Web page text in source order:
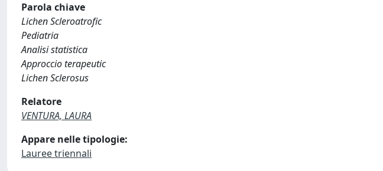
Parola chiave
Lichen Scleroatrofic
Pediatria
Analisi statistica
Approccio terapeutic
Lichen Sclerosus
Relatore
VENTURA, LAURA
Appare nelle tipologie:
Lauree triennali